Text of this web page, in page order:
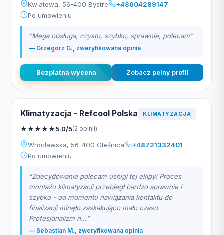
Kwiatowa, 56-400 Bystre
+48604289147
Po umowieniu
"Mega obsługa, czysto, szybko, sprawnie, polecam"
— Grzegorz G., zweryfikowana opinia
Bezplatna wycena Zobacz pelny profil
Klimatyzacja - Refcool Polska KLIMATYZACJA
★★★★★5.0/5(2 opinii)
Wrocławska, 56-400 Oleśnica
+48721332401
Po umowieniu
"Zdecydowanie polecam usługi tej ekipy! Proces
montażu klimatyzacji przebiegł bardzo sprawnie i
szybko - od momentu nawiązania kontaktu do
finalizacji minęło zaskakująco mało czasu.
Profesjonalizm n..."
— Sebastian M., zweryfikowana opinia